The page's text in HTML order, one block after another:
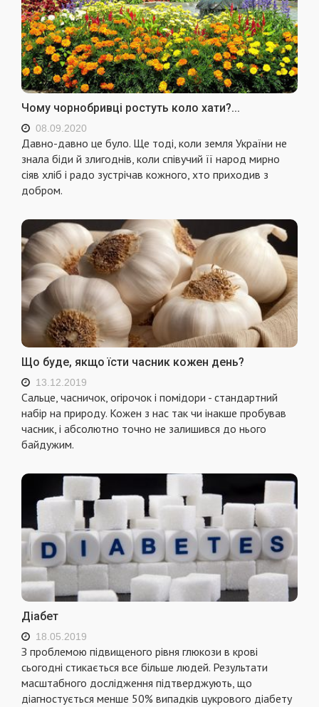
Чому чорнобривці ростуть коло хати?...
08.09.2020
Давно-давно це було. Ще тоді, коли земля України не
знала біди й злигоднів, коли співучий її народ мирно
сіяв хліб і радо зустрічав кожного, хто приходив з
добром.
Що буде, якщо їсти часник кожен день?
13.12.2019
Сальце, часничок, огірочок і помідори - стандартний
набір на природу. Кожен з нас так чи інакше пробував
часник, і абсолютно точно не залишився до нього
байдужим.
Діабет
18.05.2019
З проблемою підвищеного рівня глюкози в крові
сьогодні стикається все більше людей. Результати
масштабного дослідження підтверджують, що
діагностується менше 50% випадків цукрового діабету